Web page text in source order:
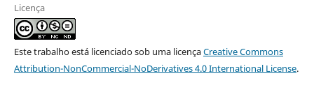
Licença
Este trabalho está licenciado sob uma licençaCreative Commons
Attribution-NonCommercial-NoDerivatives 4.0 International License.